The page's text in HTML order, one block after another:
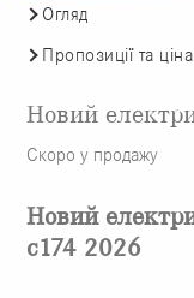
Огляд
Пропозиції та
Новий
Скоро у продажу
Новий
c174 2026